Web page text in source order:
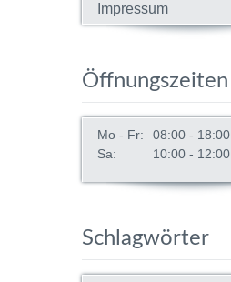
Impressum
Öffnungszeiten
Mo - Fr:
08:00 - 18:00
Sa:
10:00 - 12:00
Schlagwörter